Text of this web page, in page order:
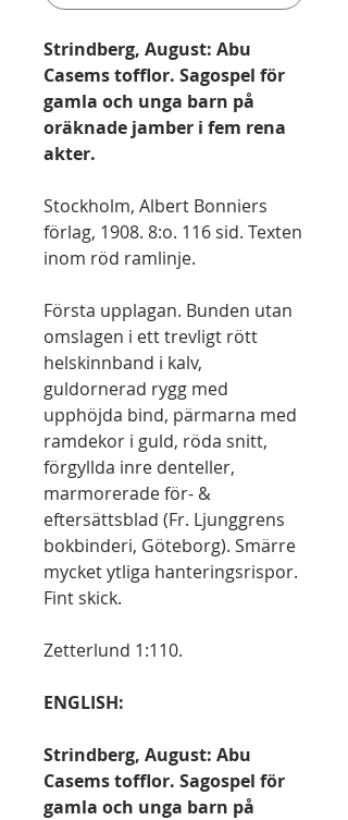
Strindberg, August: Abu
Casems tofflor. Sagospel för
gamla och unga barn på
oräknade jamber i fem rena
akter.
Stockholm, Albert Bonniers
förlag, 1908. 8:o. 116 sid. Texten
inom röd ramlinje.
Första upplagan. Bunden utan
omslagen i ett trevligt rött
helskinnband i kalv,
guldornerad rygg med
upphöjda bind, pärmarna med
ramdekor i guld, röda snitt,
förgyllda inre denteller,
marmorerade för- &
eftersättsblad (Fr. Ljunggrens
bokbinderi, Göteborg). Smärre
mycket ytliga hanteringsrispor.
Fint skick.
Zetterlund 1:110.
ENGLISH:
Strindberg, August: Abu
Casems tofflor. Sagospel för
gamla och unga barn på